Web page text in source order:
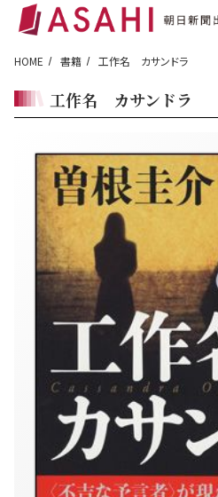
HOME 書籍 工作名 カサンドラ
工作名 カサンドラ